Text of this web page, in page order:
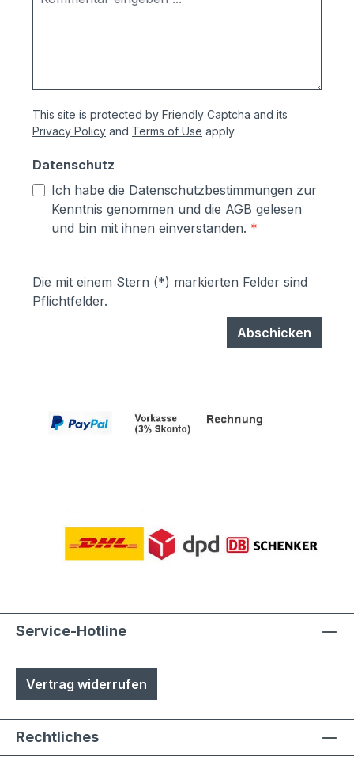
This site is protected by Friendly Captcha and its
Privacy Policy and Terms of Use apply.
Datenschutz
Ich habe die Datenschutzbestimmungen zur
Kenntnis genommen und die AGB gelesen
und bin mit ihnen einverstanden. *
Die mit einem Stern (*) markierten Felder sind
Pflichtfelder.
Abschicken
Service-Hotline
Vertrag widerrufen
Rechtliches